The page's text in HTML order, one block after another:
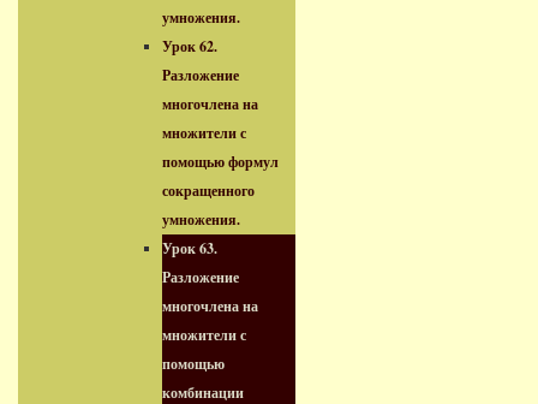
умножения.
Урок 62.
Разложение
многочлена на
множители с
помощью формул
сокращенного
умножения.
Урок 63.
Разложение
многочлена на
множители с
помощью
комбинации